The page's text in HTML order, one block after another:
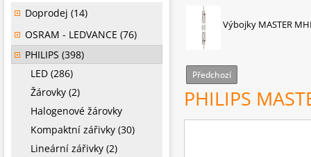
Výbojky MASTER
Předchozí
PHILIPS
Doprodej (14)
OSRAM - LEDVANCE (76)
PHILIPS (398)
LED (286)
Žárovky (2)
Halogenové žárovky
Kompaktní zářivky (30)
Lineární zářivky (2)